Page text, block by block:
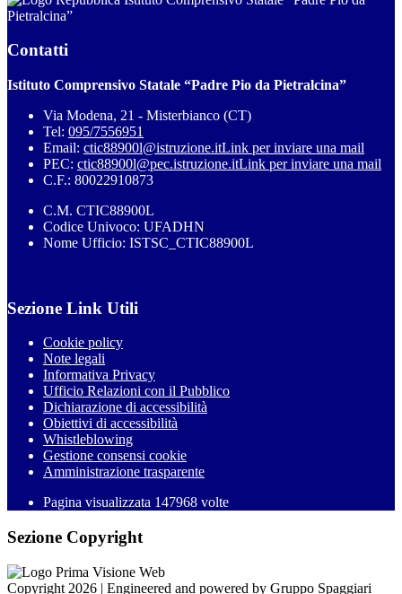
Pietralcina”
Contatti
Istituto Comprensivo Statale “Padre Pio da Pietralcina”
Via Modena, 21 - Misterbianco (CT)
Tel: 095/7556951
Email: ctic88900l@istruzione.itLink per inviare una mail
PEC: ctic88900l@pec.istruzione.itLink per inviare una mail
C.F.: 80022910873
C.M. CTIC88900L
Codice Univoco: UFADHN
Nome Ufficio: ISTSC_CTIC88900L
Sezione Link Utili
Cookie policy
Note legali
Informativa Privacy
Ufficio Relazioni con il Pubblico
Dichiarazione di accessibilità
Obiettivi di accessibilità
Whistleblowing
Gestione consensi cookie
Amministrazione trasparente
Pagina visualizzata 147968 volte
Sezione Copyright
Copyright 2026 | Engineered and powered by Gruppo Spaggiari